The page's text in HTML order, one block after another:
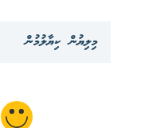
މިލިޔުން ކިޔާލުމުން